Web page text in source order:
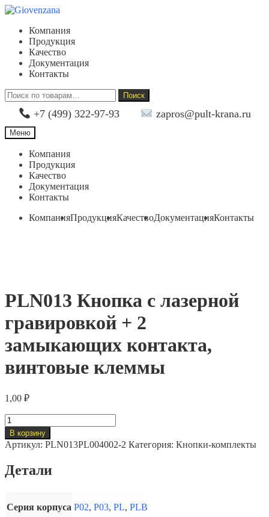
Перейти
навигации
Перейти
содержимому
Компания
Продукция
Качество
Документация
Контакты
Искать:
Поиск
+7 (499) 322-97-93 zapros@pult-krana.ru
Меню
Компания
Продукция
Качество
Документация
Контакты
КомпанияПродукцияКачествоДокументацияКонтакты
PLN013 Кнопка с лазерной
гравировкой + 2
замыкающих контакта,
винтовые клеммы
1,00 ₽
Количество
товара
PLN013
Кнопка
лазерной
2
В корзину
Артикул: PLN013PL004002-2 Категория: Кнопки-комплекты
Детали
Серия корпуса P02, P03, PL, PLB